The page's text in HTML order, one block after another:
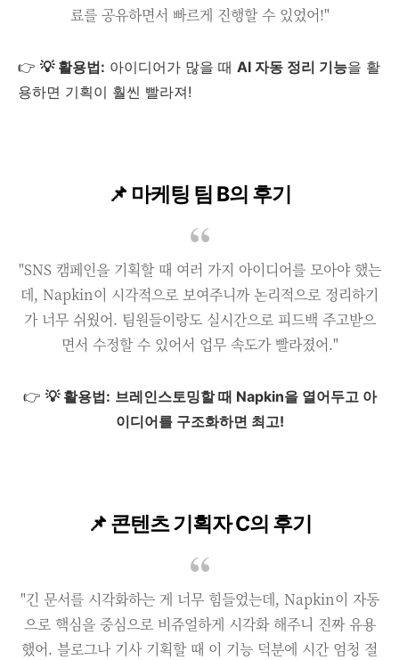
료를 공유하면서 빠르게 진행할 수 있었어!"
👉 💡 활용법: 아이디어가 많을 때 AI 자동 정리 기능을 활
용하면 기획이 훨씬 빨라져!
📌 마케팅 팀 B의 후기
"SNS 캠페인을 기획할 때 여러 가지 아이디어를 모아야 했는
데, Napkin이 시각적으로 보여주니까 논리적으로 정리하기
가 너무 쉬웠어. 팀원들이랑도 실시간으로 피드백 주고받으
면서 수정할 수 있어서 업무 속도가 빨라졌어."
👉 💡 활용법: 브레인스토밍할 때 Napkin을 열어두고 아
이디어를 구조화하면 최고!
📌 콘텐츠 기획자 C의 후기
"긴 문서를 시각화하는 게 너무 힘들었는데, Napkin이 자동
으로 핵심을 중심으로 비쥬얼하게 시각화 해주니 진짜 유용
했어. 블로그나 기사 기획할 때 이 기능 덕분에 시간 엄청 절